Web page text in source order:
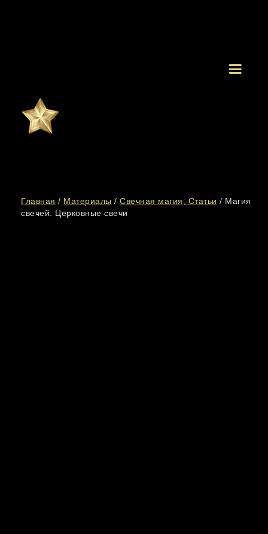
Главная / Материалы / Свечная магия, Статьи / Магия
свечей. Церковные свечи